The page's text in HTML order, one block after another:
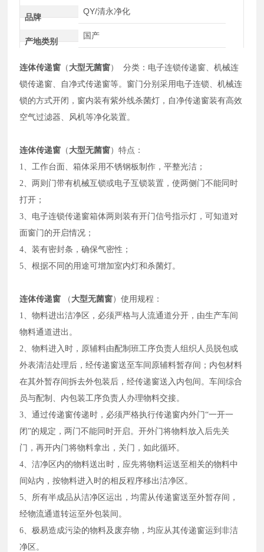
品牌
QY/清永净化
产地类别
国产
连体传递窗 （ 大型无菌窗） 分类：电子连锁传递窗、机械连
锁传递窗、自净式传递窗等。窗门分别采用电子连锁、机械连
锁的方式开闭，窗内装有紫外线杀菌灯，自净传递窗装有高效
空气过滤器、风机等净化装置。
连体传递窗 （ 大型无菌窗）特点：
1、工作台面、箱体采用不锈钢板制作，平整光洁；
2、两则门带有机械互锁或电子互锁装置，使两侧门不能同时
打开；
3、电子连锁传递窗箱体两则装有开门信号指示灯，可知道对
面窗门的开启情况；
4、装有密封条，确保气密性；
5、根据不同的用途可增加室内灯和杀菌灯。
连体传递窗 （ 大型无菌窗）使用规程：
1、物料进出洁净区，必须严格与人流通道分开，由生产车间
物料通道进出。
2、物料进入时，原辅料由配制班工序负责人组织人员脱包或
外表清洁处理后，经传递窗送至车间原辅料暂存间；内包材料
在其外暂存间拆去外包装后，经传递窗送入内包间。车间综合
员与配制、内包装工序负责人办理物料交接。
3、通过传递窗传递时，必须严格执行传递窗内外门“一开一
闭”的规定，两门不能同时开启。开外门将物料放入后先关
门，再开内门将物料拿出，关门，如此循环。
4、洁净区内的物料送出时，应先将物料运送至相关的物料中
间站内，按物料进入时的相反程序移出洁净区。
5、所有半成品从洁净区运出，均需从传递窗送至外暂存间，
经物流通道转运至外包装间。
6、极易造成污染的物料及废弃物，均应从其传递窗运到非洁
净区。